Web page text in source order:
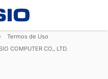
Termos de Uso
COMPUTER CO., LTD.